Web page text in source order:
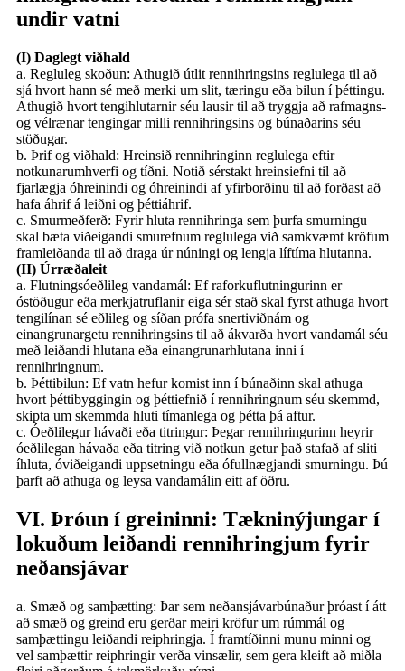
undir vatni
(I) Daglegt viðhald
a. Regluleg skoðun: Athugið útlit rennihringsins reglulega til að
sjá hvort hann sé með merki um slit, tæringu eða bilun í þéttingu.
Athugið hvort tengihlutarnir séu lausir til að tryggja að rafmagns-
og vélrænar tengingar milli rennihringsins og búnaðarins séu
stöðugar.
b. Þrif og viðhald: Hreinsið rennihringinn reglulega eftir
notkunarumhverfi og tíðni. Notið sérstakt hreinsiefni til að
fjarlægja óhreinindi og óhreinindi af yfirborðinu til að forðast að
hafa áhrif á leiðni og þéttiáhrif.
c. Smurmeðferð: Fyrir hluta rennihringa sem þurfa smurningu
skal bæta viðeigandi smurefnum reglulega við samkvæmt kröfum
framleiðanda til að draga úr núningi og lengja líftíma hlutanna.
(II) Úrræðaleit
a. Flutningsóeðlileg vandamál: Ef raforkuflutningurinn er
óstöðugur eða merkjatruflanir eiga sér stað skal fyrst athuga hvort
tengilínan sé eðlileg og síðan prófa snertiviðnám og
einangrunargetu rennihringsins til að ákvarða hvort vandamál séu
með leiðandi hlutana eða einangrunarhlutana inni í
rennihringnum.
b. Þéttibilun: Ef vatn hefur komist inn í búnaðinn skal athuga
hvort þéttibyggingin og þéttiefnið í rennihringnum séu skemmd,
skipta um skemmda hluti tímanlega og þétta þá aftur.
c. Óeðlilegur hávaði eða titringur: Þegar rennihringurinn heyrir
óeðlilegan hávaða eða titring við notkun getur það stafað af sliti
íhluta, óviðeigandi uppsetningu eða ófullnægjandi smurningu. Þú
þarft að athuga og leysa vandamálin eitt af öðru.
VI. Þróun í greininni: Tækninýjungar í
lokuðum leiðandi rennihringjum fyrir
neðansjávar
a. Smæð og samþætting: Þar sem neðansjávarbúnaður þróast í átt
að smæð og greind eru gerðar meiri kröfur um rúmmál og
samþættingu leiðandi reiphringja. Í framtíðinni munu minni og
vel samþættir reiphringir verða vinsælir, sem gera kleift að miðla